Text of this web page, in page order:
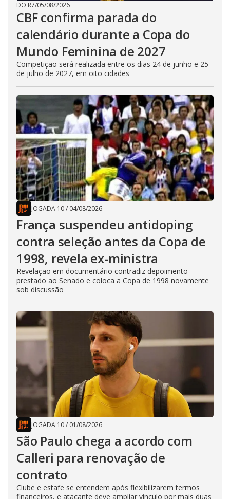
DO R7/05/08/2026
CBF confirma parada do
calendário durante a Copa do
Mundo Feminina de 2027
Competição será realizada entre os dias 24 de junho e 25
de julho de 2027, em oito cidades
JOGADA 10/ 04/08/2026
França suspendeu antidoping
contra seleção antes da Copa de
1998, revela ex-ministra
Revelação em documentário contradiz depoimento
prestado ao Senado e coloca a Copa de 1998 novamente
sob discussão
JOGADA 10/ 01/08/2026
São Paulo chega a acordo com
Calleri para renovação de
contrato
Clube e estafe se entendem após flexibilizarem termos
financeiros, e atacante deve ampliar vínculo por mais duas